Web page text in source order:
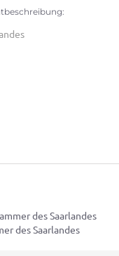
des Saarlandes
des Saarlandes